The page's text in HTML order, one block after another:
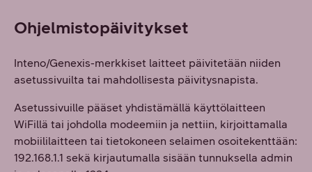
Ohjelmistopäivitykset
Inteno/Genexis-merkkiset laitteet päivitetään niiden
asetussivuilta tai mahdollisesta päivitysnapista.
Asetussivuille pääset yhdistämällä käyttölaitteen
WiFillä tai johdolla modeemiin ja nettiin, kirjoittamalla
mobiililaitteen tai tietokoneen selaimen osoitekenttään:
192.168.1.1 sekä kirjautumalla sisään tunnuksella admin